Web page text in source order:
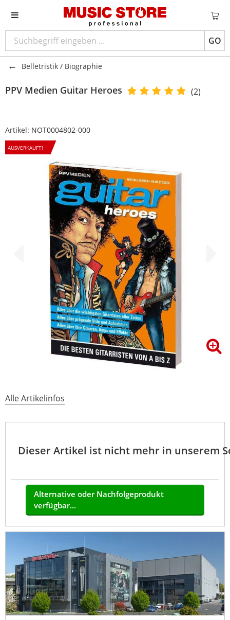
GO
Belletristik / Biographie
PPV Medien Guitar Heroes (2)
Artikel: NOT0004802-000
AUSVERKAUFT!
Alle Artikelinfos
Dieser Artikel ist nicht mehr in unserem
Alternative oder Nachfolgeprodukt
verfügbar...